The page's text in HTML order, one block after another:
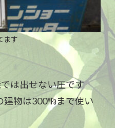
ます
は出せない圧です
建物は300㎫まで使い